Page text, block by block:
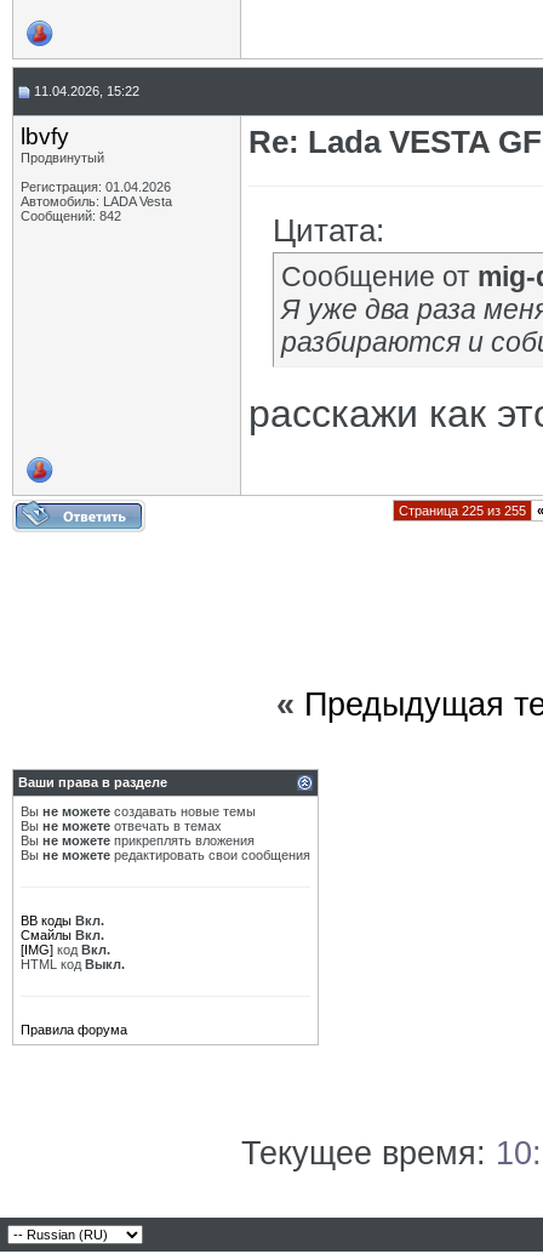
11.04.2026, 15:22
lbvfy
Продвинутый
Регистрация: 01.04.2026
Автомобиль: LADA Vesta
Сообщений: 842
Re: Lada VESTA
Цитата:
Сообщение от
Я уже два раза
разбираются и
расскажи как
Страница 225 из 255 «
« Предыдущая
Ваши права в разделе
Вы не можете создавать новые темы
Вы не можете отвечать в темах
Вы не можете прикреплять вложения
Вы не можете редактировать свои сообщения
BB коды Вкл.
Смайлы Вкл.
[IMG] код Вкл.
HTML код Выкл.
Правила форума
Текущее время: